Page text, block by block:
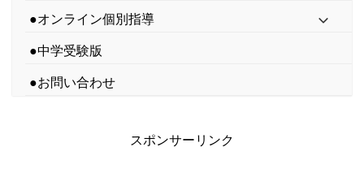
●オンライン個別指導
●中学受験版
●お問い合わせ
スポンサーリンク